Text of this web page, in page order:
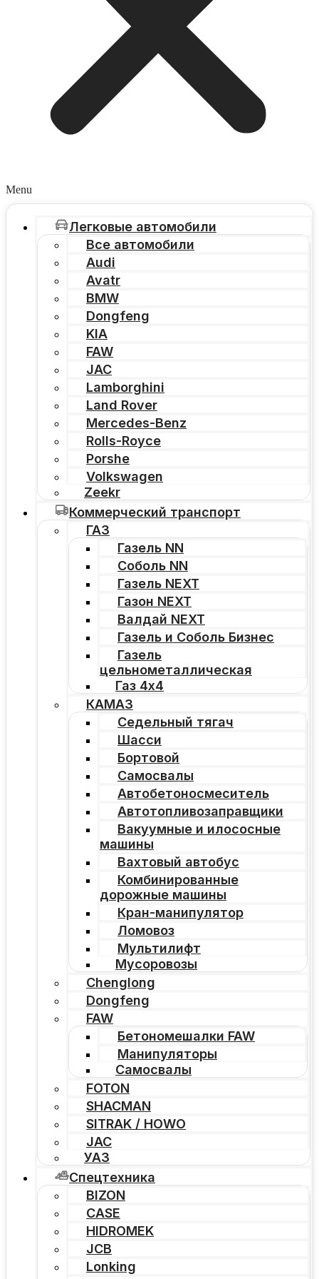
Menu
Легковые автомобили
Все автомобили
Audi
Avatr
BMW
Dongfeng
KIA
FAW
JAC
Lamborghini
Land Rover
Mercedes-Benz
Rolls-Royce
Porshe
Volkswagen
Zeekr
Коммерческий транспорт
ГАЗ
Газель NN
Соболь NN
Газель NEXT
Газон NEXT
Валдай NEXT
Газель и Соболь Бизнес
Газель
цельнометаллическая
Газ 4х4
КАМАЗ
Седельный тягач
Шасси
Бортовой
Самосвалы
Автобетоносмеситель
Автотопливозаправщики
Вакуумные и илососные
машины
Вахтовый автобус
Комбинированные
дорожные машины
Кран-манипулятор
Ломовоз
Мультилифт
Мусоровозы
Chenglong
Dongfeng
FAW
Бетономешалки FAW
Манипуляторы
Самосвалы
FOTON
SHACMAN
SITRAK / HOWO
JAC
УАЗ
Спецтехника
BIZON
CASE
HIDROMEK
JCB
Lonking